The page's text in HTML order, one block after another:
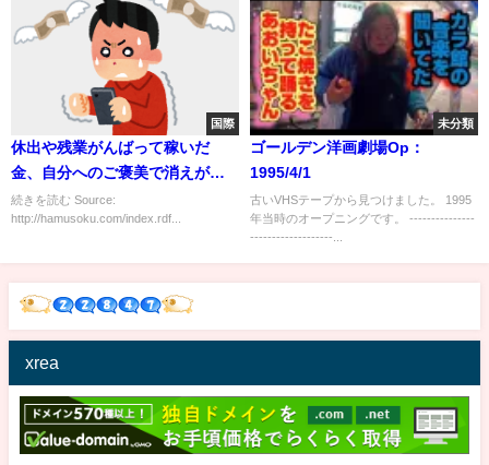
国際
休出や残業がんばって稼いだ
金、自分へのご褒美で消えがち
な負の円環ｗｗｗｗｗｗｗｗｗ
続きを読む Source:
http://hamusoku.com/index.rdf...
未分類
ゴールデン洋画劇場Op：
1995/4/1
古いVHSテープから見つけました。 1995
年当時のオープニングです。 ---------------
-------------------...
xrea